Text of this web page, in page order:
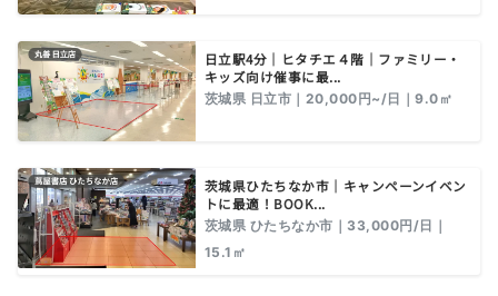
日立駅4分｜ヒタチエ４階｜ファミリー・
キッズ向け催事に最...
茨城県 日立市｜20,000円~/日｜9.0㎡
茨城県ひたちなか市｜キャンペーンイベン
トに最適！BOOK...
茨城県 ひたちなか市｜33,000円/日｜
15.1㎡